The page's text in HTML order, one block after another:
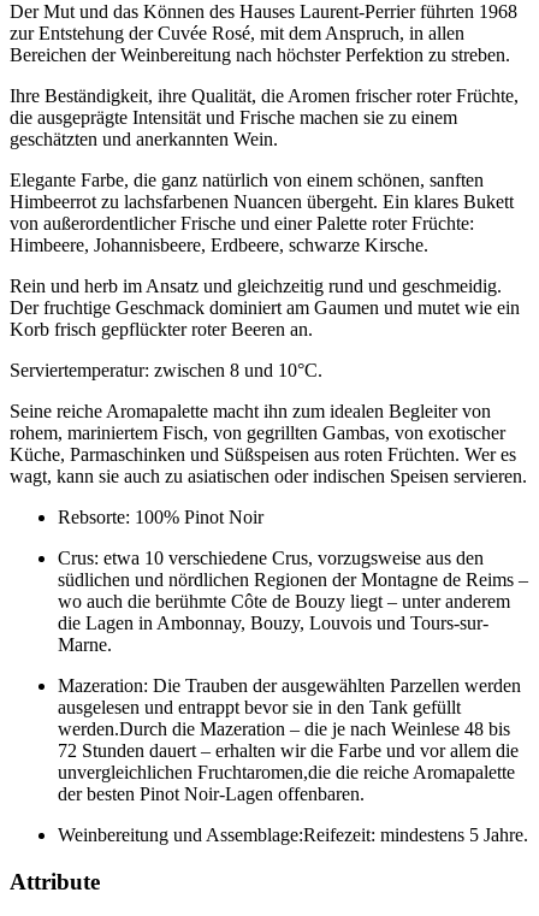
Der Mut und das Können des Hauses Laurent-Perrier führten 1968
zur Entstehung der Cuvée Rosé, mit dem Anspruch, in allen
Bereichen der Weinbereitung nach höchster Perfektion zu streben.
Ihre Beständigkeit, ihre Qualität, die Aromen frischer roter Früchte,
die ausgeprägte Intensität und Frische machen sie zu einem
geschätzten und anerkannten Wein.
Elegante Farbe, die ganz natürlich von einem schönen, sanften
Himbeerrot zu lachsfarbenen Nuancen übergeht. Ein klares Bukett
von außerordentlicher Frische und einer Palette roter Früchte:
Himbeere, Johannisbeere, Erdbeere, schwarze Kirsche.
Rein und herb im Ansatz und gleichzeitig rund und geschmeidig.
Der fruchtige Geschmack dominiert am Gaumen und mutet wie ein
Korb frisch gepflückter roter Beeren an.
Serviertemperatur: zwischen 8 und 10°C.
Seine reiche Aromapalette macht ihn zum idealen Begleiter von
rohem, mariniertem Fisch, von gegrillten Gambas, von exotischer
Küche, Parmaschinken und Süßspeisen aus roten Früchten. Wer es
wagt, kann sie auch zu asiatischen oder indischen Speisen servieren.
Rebsorte: 100% Pinot Noir
Crus: etwa 10 verschiedene Crus, vorzugsweise aus den
südlichen und nördlichen Regionen der Montagne de Reims –
wo auch die berühmte Côte de Bouzy liegt – unter anderem
die Lagen in Ambonnay, Bouzy, Louvois und Tours-sur-
Marne.
Mazeration: Die Trauben der ausgewählten Parzellen werden
ausgelesen und entrappt bevor sie in den Tank gefüllt
werden.Durch die Mazeration – die je nach Weinlese 48 bis
72 Stunden dauert – erhalten wir die Farbe und vor allem die
unvergleichlichen Fruchtaromen,die die reiche Aromapalette
der besten Pinot Noir-Lagen offenbaren.
Weinbereitung und Assemblage:Reifezeit: mindestens 5 Jahre.
Attribute